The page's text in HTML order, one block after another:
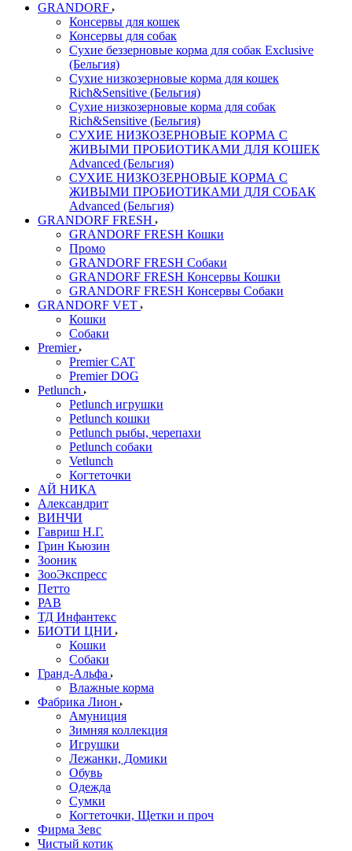
GRANDORF
Консервы для кошек
Консервы для собак
Сухие беззерновые корма для собак Exclusive
(Бельгия)
Сухие низкозерновые корма для кошек
Rich&Sensitive (Бельгия)
Сухие низкозерновые корма для собак
Rich&Sensitive (Бельгия)
СУХИЕ НИЗКОЗЕРНОВЫЕ КОРМА С
ЖИВЫМИ ПРОБИОТИКАМИ ДЛЯ КОШЕК
Advanced (Бельгия)
СУХИЕ НИЗКОЗЕРНОВЫЕ КОРМА С
ЖИВЫМИ ПРОБИОТИКАМИ ДЛЯ СОБАК
Advanced (Бельгия)
GRANDORF FRESH
GRANDORF FRESH Кошки
Промо
GRANDORF FRESH Собаки
GRANDORF FRESH Консервы Кошки
GRANDORF FRESH Консервы Собаки
GRANDORF VET
Кошки
Собаки
Premier
Premier CAT
Premier DOG
Petlunch
Petlunch игрушки
Petlunch кошки
Petlunch рыбы, черепахи
Petlunch собаки
Vetlunch
Когтеточки
АЙ НИКА
Александрит
ВИНЧИ
Гавриш Н.Г.
Грин Кьюзин
Зооник
ЗооЭкспресс
Петто
РАВ
ТД Инфантекс
БИОТИ ЦНИ
Кошки
Собаки
Гранд-Альфа
Влажные корма
Фабрика Лион
Амуниция
Зимняя коллекция
Игрушки
Лежанки, Домики
Обувь
Одежда
Сумки
Когтеточки, Щетки и проч
Фирма Зевс
Чистый котик